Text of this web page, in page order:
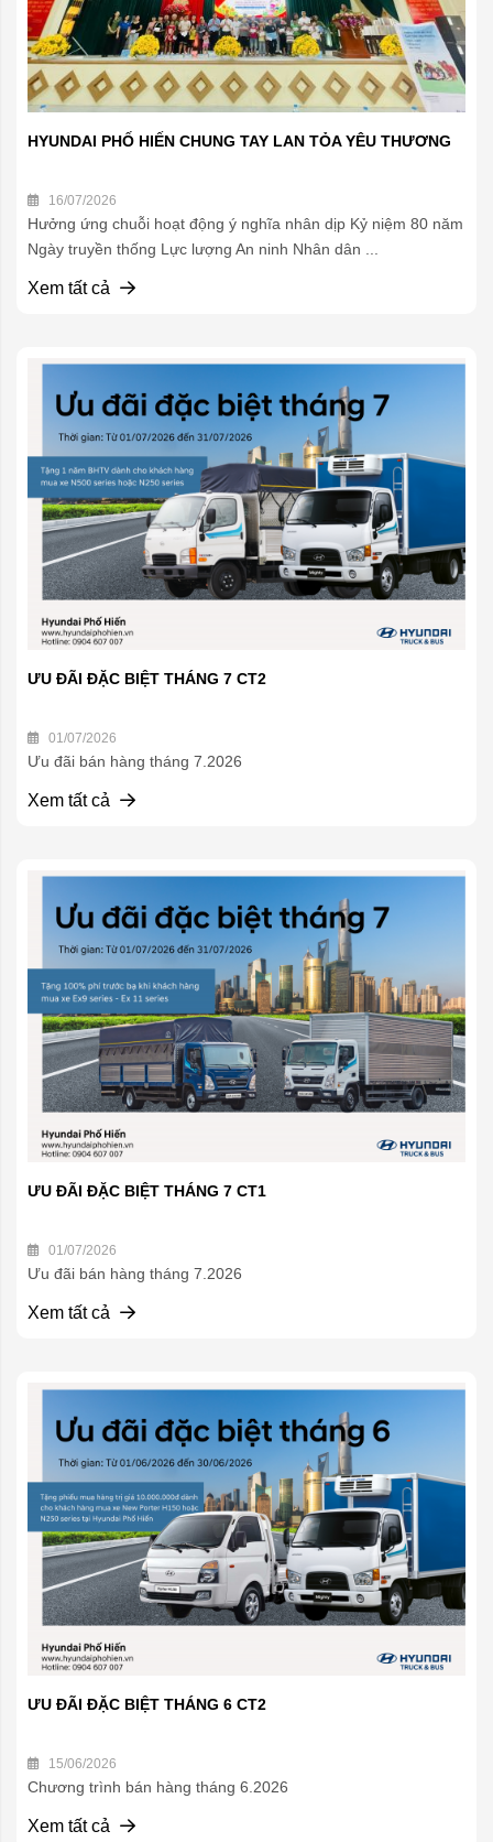
HYUNDAI PHỐ HIẾN CHUNG TAY LAN TỎA YÊU THƯƠNG
16/07/2026
Hưởng ứng chuỗi hoạt động ý nghĩa nhân dịp Kỷ niệm 80 năm
Ngày truyền thống Lực lượng An ninh Nhân dân ...
Xem tất cả
ƯU ĐÃI ĐẶC BIỆT THÁNG 7 CT2
01/07/2026
Ưu đãi bán hàng tháng 7.2026
Xem tất cả
ƯU ĐÃI ĐẶC BIỆT THÁNG 7 CT1
01/07/2026
Ưu đãi bán hàng tháng 7.2026
Xem tất cả
ƯU ĐÃI ĐẶC BIỆT THÁNG 6 CT2
15/06/2026
Chương trình bán hàng tháng 6.2026
Xem tất cả